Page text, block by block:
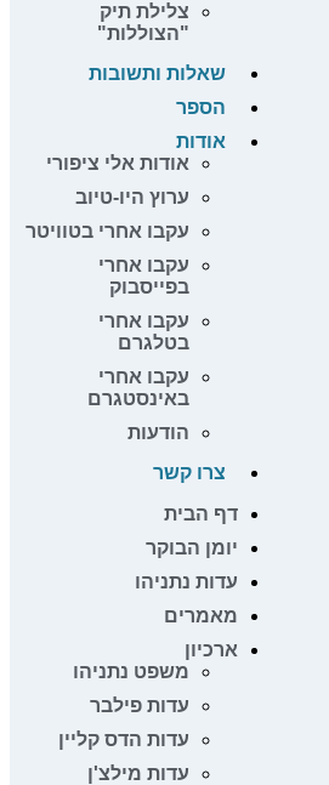
צלילת תיק
"הצוללות"
שאלות ותשובות
הספר
אודות
אודות אלי ציפורי
ערוץ היו-טיוב
עקבו אחרי בטוויטר
עקבו אחרי
בפייסבוק
עקבו אחרי
בטלגרם
עקבו אחרי
באינסטגרם
הודעות
צרו קשר
דף הבית
יומן הבוקר
עדות נתניהו
מאמרים
ארכיון
משפט נתניהו
עדות פילבר
עדות הדס קליין
עדות מילצ'ן